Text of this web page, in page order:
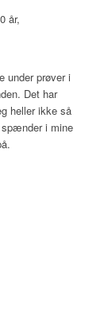
år,
under prøver i
Det har
heller ikke så
i mine